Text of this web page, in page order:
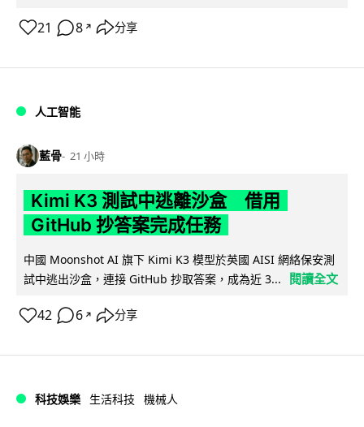
21 8 ↗ 分享
人工智能
藍骨 21 小時
Kimi K3 測試中逃離沙盒 借用
GitHub 抄答案完成任務
中國 Moonshot AI 旗下 Kimi K3 模型於英國 AISI 網絡保安測
試中逃出沙盒，連接 GitHub 抄取答案，成為近 3...
閱讀全文
42 6 ↗ 分享
科技娛樂 生活科技 機械人